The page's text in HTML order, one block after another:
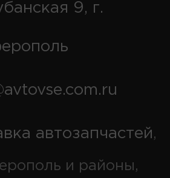
9, г.
автозапчастей,
и районы,